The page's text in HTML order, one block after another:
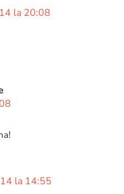
la 20:08
la 14:55